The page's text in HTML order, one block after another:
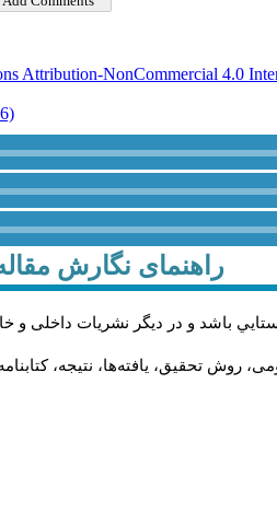
Attribution-NonCommercial 4.0
راهنمای نگارش
باشد و در دیگر نشریات داخلی و
روش تحقیق، یافته‌ها، نتیجه،